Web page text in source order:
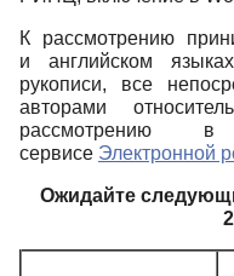
К рассмотрению
и английском
рукописи, все
авторами
рассмотрению
сервисе Электронной
Ожидайте